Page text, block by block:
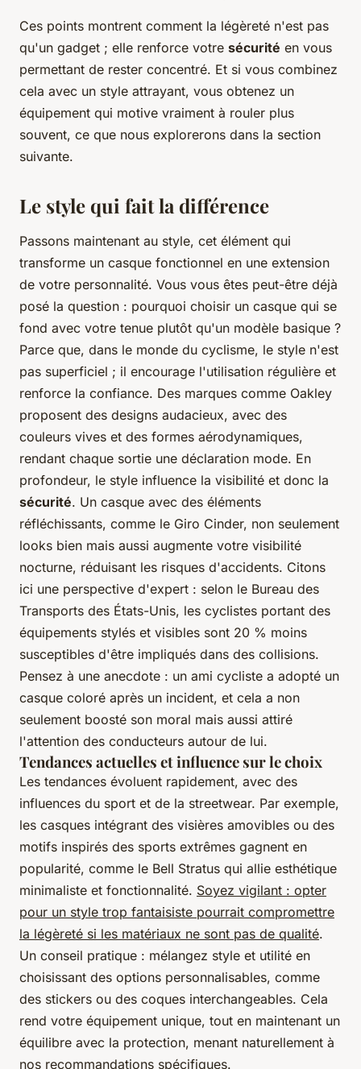
Ces points montrent comment la légèreté n'est pas
qu'un gadget ; elle renforce votre sécurité en vous
permettant de rester concentré. Et si vous combinez
cela avec un style attrayant, vous obtenez un
équipement qui motive vraiment à rouler plus
souvent, ce que nous explorerons dans la section
suivante.
Le style qui fait la différence
Passons maintenant au style, cet élément qui
transforme un casque fonctionnel en une extension
de votre personnalité. Vous vous êtes peut-être déjà
posé la question : pourquoi choisir un casque qui se
fond avec votre tenue plutôt qu'un modèle basique ?
Parce que, dans le monde du cyclisme, le style n'est
pas superficiel ; il encourage l'utilisation régulière et
renforce la confiance. Des marques comme Oakley
proposent des designs audacieux, avec des
couleurs vives et des formes aérodynamiques,
rendant chaque sortie une déclaration mode. En
profondeur, le style influence la visibilité et donc la
sécurité. Un casque avec des éléments
réfléchissants, comme le Giro Cinder, non seulement
looks bien mais aussi augmente votre visibilité
nocturne, réduisant les risques d'accidents. Citons
ici une perspective d'expert : selon le Bureau des
Transports des États-Unis, les cyclistes portant des
équipements stylés et visibles sont 20 % moins
susceptibles d'être impliqués dans des collisions.
Pensez à une anecdote : un ami cycliste a adopté un
casque coloré après un incident, et cela a non
seulement boosté son moral mais aussi attiré
l'attention des conducteurs autour de lui.
Tendances actuelles et influence sur le choix
Les tendances évoluent rapidement, avec des
influences du sport et de la streetwear. Par exemple,
les casques intégrant des visières amovibles ou des
motifs inspirés des sports extrêmes gagnent en
popularité, comme le Bell Stratus qui allie esthétique
minimaliste et fonctionnalité. Soyez vigilant : opter
pour un style trop fantaisiste pourrait compromettre
la légèreté si les matériaux ne sont pas de qualité.
Un conseil pratique : mélangez style et utilité en
choisissant des options personnalisables, comme
des stickers ou des coques interchangeables. Cela
rend votre équipement unique, tout en maintenant un
équilibre avec la protection, menant naturellement à
nos recommandations spécifiques.